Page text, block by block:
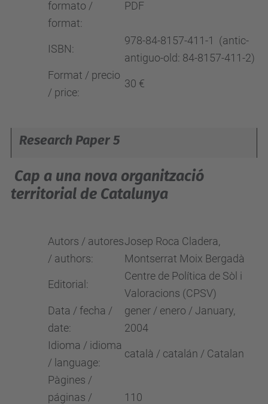
formato /
format:
PDF
ISBN:
978-84-8157-411-1 (antic-
antiguo-old: 84-8157-411-2)
Format / precio
/ price:
30 €
Research Paper 5
Cap a una nova organització
territorial de Catalunya
Autors / autores
/ authors:
Josep Roca Cladera,
Montserrat Moix Bergadà
Editorial:
Centre de Política de Sòl i
Valoracions (CPSV)
Data / fecha /
date:
gener / enero / January,
2004
Idioma / idioma
/ language:
català / catalán / Catalan
Pàgines /
páginas /
110